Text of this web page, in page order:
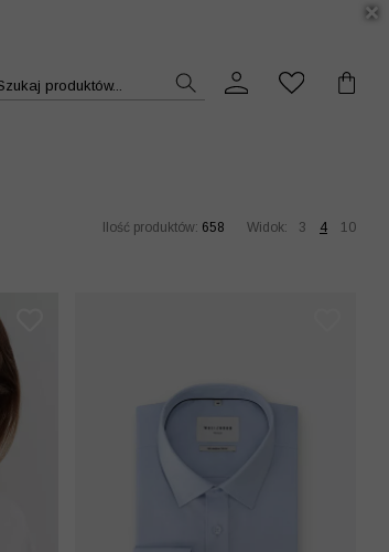
produktów...
Ilość produktów: 658 Widok: 3 4 10